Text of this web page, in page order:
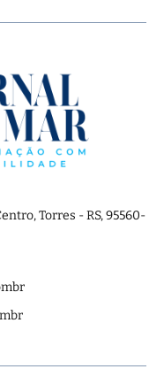
Torres - RS, 95560-